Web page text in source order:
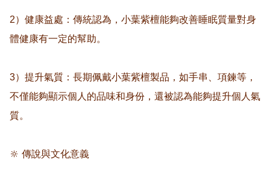
2）健康益處：傳統認為，小葉紫檀能夠改善睡眠質量對身
體健康有一定的幫助。
3）提升氣質：長期佩戴小葉紫檀製品，如手串、項鍊等，
不僅能夠顯示個人的品味和身份，還被認為能夠提升個人氣
質。
🔆 傳說與文化意義